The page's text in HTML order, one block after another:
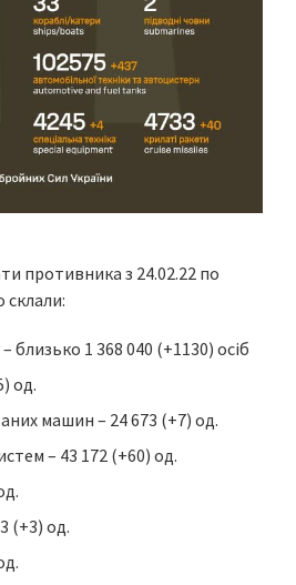
противника з 24.02.22 по
склали:
близько 1 368 040 (+1130) осіб
од.
машин – 24 673 (+7) од.
– 43 172 (+60) од.
(+3) од.